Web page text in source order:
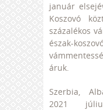
január
Koszovó
százalékos
észak-
áruk.
Szerbia,
2021